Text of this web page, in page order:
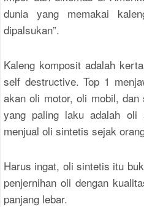
dunia yang memakai
dipalsukan”.
Kaleng komposit adalah
self destructive. Top 1
akan oli motor, oli mobil, dan
yang paling laku adalah oli
menjual oli sintetis sejak
Harus ingat, oli sintetis itu
penjernihan oli dengan
panjang lebar.